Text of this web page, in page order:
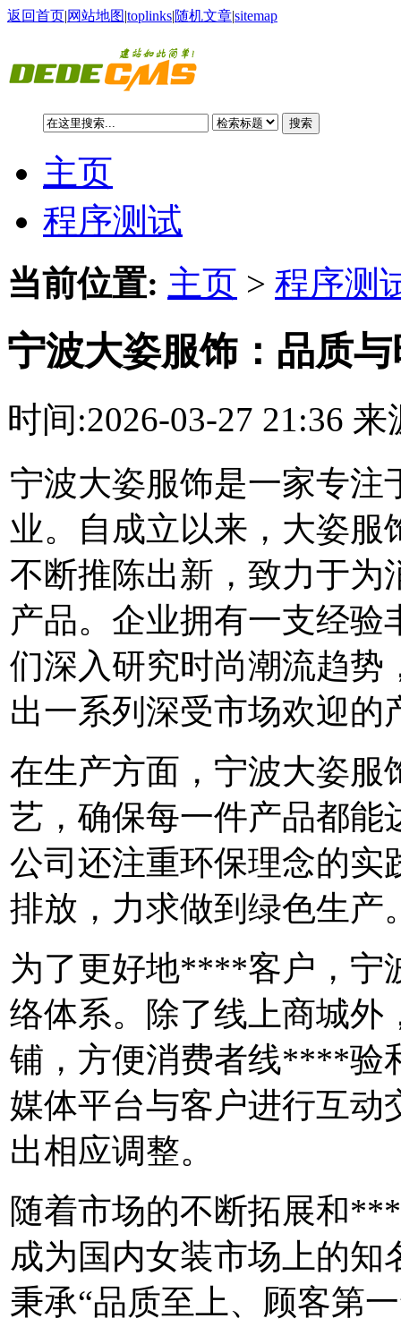
返回首页|网站地图|toplinks|随机文章|sitemap
搜索
主页
程序测试
当前位置: 主页 > 程序测
宁波大姿服饰：品质
时间:2026-03-27 21:36
宁波大姿服饰是一家专
业。自成立以来，大姿服
不断推陈出新，致力于
产品。企业拥有一支经
们深入研究时尚潮流趋
出一系列深受市场欢迎的
在生产方面，宁波大姿服
艺，确保每一件产品都能
公司还注重环保理念的实
排放，力求做到绿色生产
为了更好地****客户，宁
络体系。除了线上商城外
铺，方便消费者线****验
媒体平台与客户进行互动
出相应调整。
随着市场的不断拓展和
成为国内女装市场上的
秉承“品质至上、顾客第